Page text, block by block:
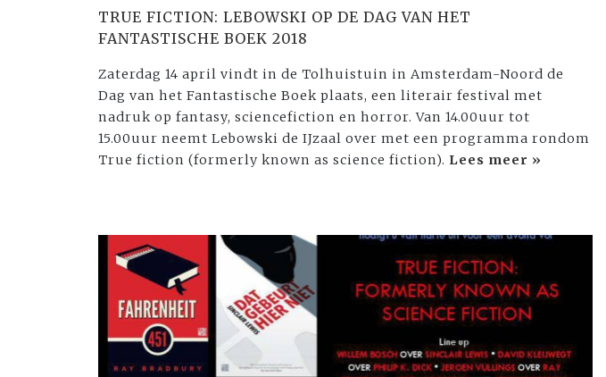
TRUE FICTION: LEBOWSKI OP DE DAG VAN HET
FANTASTISCHE BOEK 2018
Zaterdag 14 april vindt in de Tolhuistuin in Amsterdam-Noord de
Dag van het Fantastische Boek plaats, een literair festival met
nadruk op fantasy, sciencefiction en horror. Van 14.00uur tot
15.00uur neemt Lebowski de IJzaal over met een programma rondom
True fiction (formerly known as science fiction). Lees meer »